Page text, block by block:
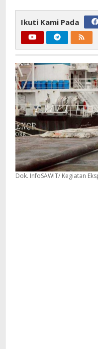
Ikuti Kami Pada
Dok. InfoSAWIT/ Kegiatan